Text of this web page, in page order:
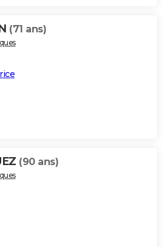
(71 ans)
(90 ans)